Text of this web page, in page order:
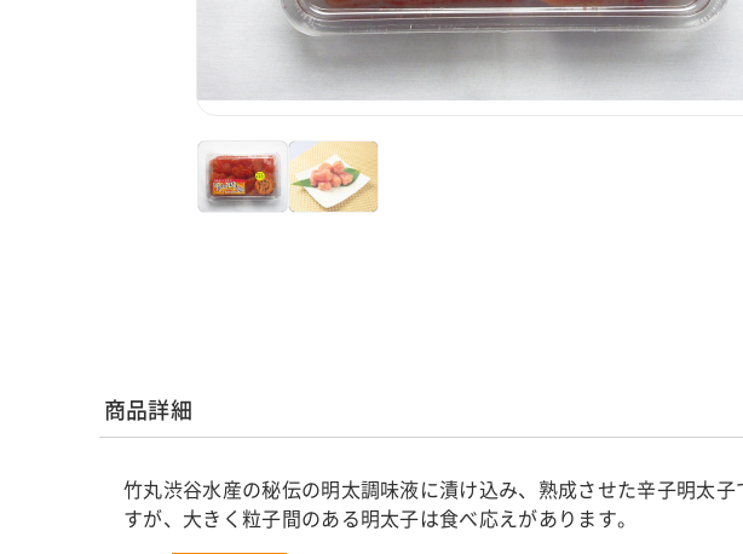
商品詳細
竹丸渋谷水産の秘伝の明太調味液に漬け込み、熟成させた辛子明太
すが、大きく粒子間のある明太子は食べ応えがあります。